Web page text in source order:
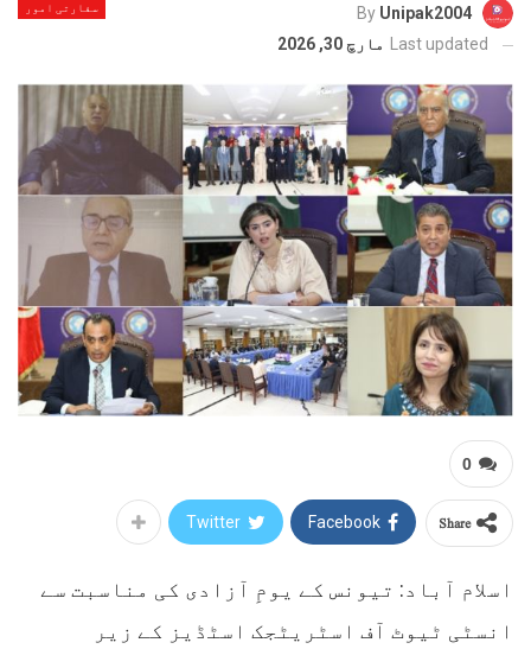
سفارتی امور By Unipak2004
Last updated مارچ 30, 2026
0
Share
Facebook
Twitter
اسلام آباد: تیونس کے یومِ آزادی کی مناسبت سے
انسٹی ٹیوٹ آف اسٹریٹجک اسٹڈیز کے زیر